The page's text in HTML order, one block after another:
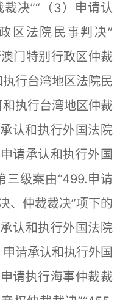
决”“（3）申请认
区法院民事判决”
门特别行政区仲裁
行台湾地区法院民
执行台湾地区仲裁
认和执行外国法院
请承认和执行外国
三级案由“499.申请
、仲裁裁决”项下的
认和执行外国法院
请承认和执行外国
请执行海事仲裁裁